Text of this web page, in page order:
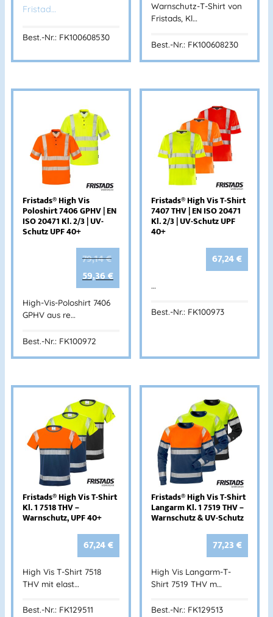
Fristad…
Best.-Nr.: FK100608530
Warnschutz-T-Shirt von
Fristads, Kl…
Best.-Nr.: FK100608230
Fristads® High Vis
Poloshirt 7406 GPHV | EN
ISO 20471 Kl. 2/3 | UV-
Schutz UPF 40+
79,14€
59,36€
High-Vis-Poloshirt 7406
GPHV aus re…
Best.-Nr.: FK100972
Fristads® High Vis T-Shirt
7407 THV | EN ISO 20471
Kl. 2/3 | UV-Schutz UPF
40+
67,24€
…
Best.-Nr.: FK100973
Fristads® High Vis T-Shirt
Kl. 1 7518 THV –
Warnschutz, UPF 40+
67,24€
High Vis T-Shirt 7518
THV mit elast…
Best.-Nr.: FK129511
Fristads® High Vis T-Shirt
Langarm Kl. 1 7519 THV –
Warnschutz & UV-Schutz
77,23€
High Vis Langarm-T-
Shirt 7519 THV m…
Best.-Nr.: FK129513